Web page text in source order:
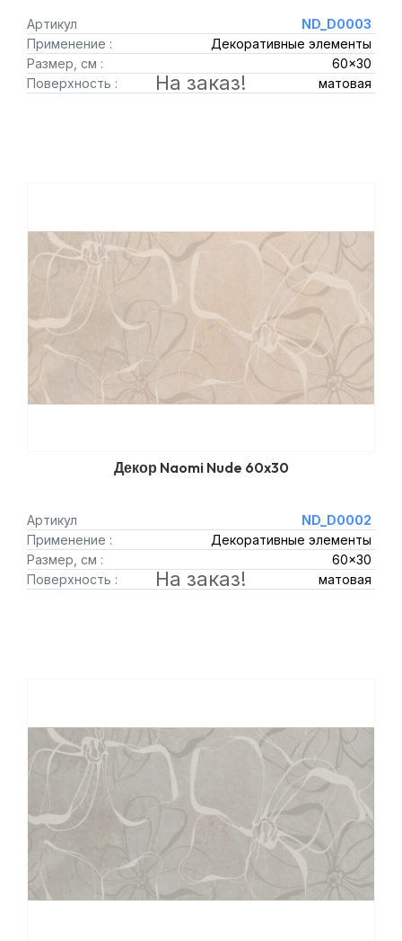
Артикул
ND_D0003
Применение :
Декоративные элементы
Размер, см :
60x30
Поверхность :
матовая
На заказ!
Декор Naomi Nude 60x30
Артикул
ND_D0002
Применение :
Декоративные элементы
Размер, см :
60x30
Поверхность :
матовая
На заказ!